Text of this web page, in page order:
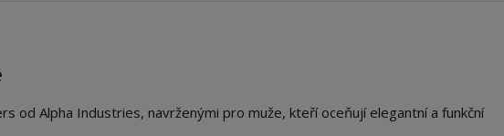
od Alpha Industries, navrženými pro muže, kteří oceňují elegantní a funkční